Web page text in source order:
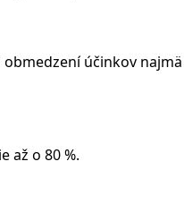
účinkov
až o 80 %.